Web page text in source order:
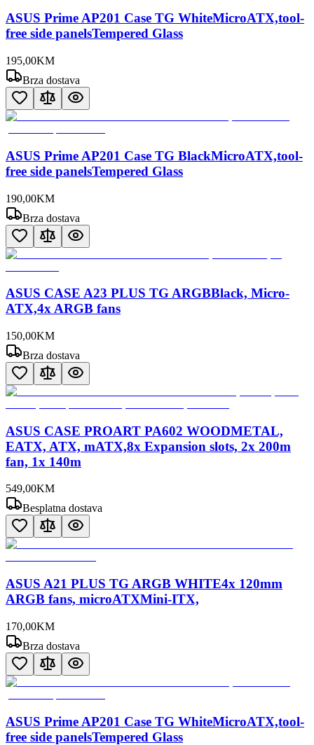
ASUS Prime AP201 Case TG WhiteMicroATX,tool-
free side panelsTempered Glass
195,00KM
Brza dostava
ASUS Prime AP201 Case TG BlackMicroATX,tool-
free side panelsTempered Glass
190,00KM
Brza dostava
ASUS CASE A23 PLUS TG ARGBBlack, Micro-
ATX,4x ARGB fans
150,00KM
Brza dostava
ASUS CASE PROART PA602 WOODMETAL,
EATX, ATX, mATX,8x Expansion slots, 2x 200m
fan, 1x 140m
549,00KM
Besplatna dostava
ASUS A21 PLUS TG ARGB WHITE4x 120mm
ARGB fans, microATXMini-ITX,
170,00KM
Brza dostava
ASUS Prime AP201 Case TG WhiteMicroATX,tool-
free side panelsTempered Glass